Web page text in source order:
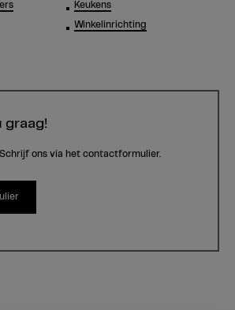
Keukens
Winkelinrichting
graag!
ons via het contactformulier.